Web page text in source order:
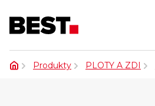
Produkty PLOTY A ZDI